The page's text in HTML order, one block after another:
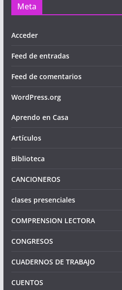
Meta
Acceder
Feed de entradas
Feed de comentarios
WordPress.org
Aprendo en Casa
Artículos
Biblioteca
CANCIONEROS
clases presenciales
COMPRENSION LECTORA
CONGRESOS
CUADERNOS DE TRABAJO
CUENTOS